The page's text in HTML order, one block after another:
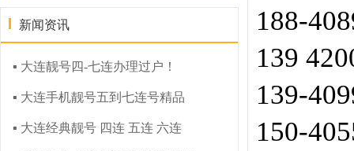
188-
139
139-
150-
新闻资讯
▪ 大连靓号四-七连办理过户！
▪ 大连手机靓号五到七连号精品
▪ 大连经典靓号 四连 五连 六连